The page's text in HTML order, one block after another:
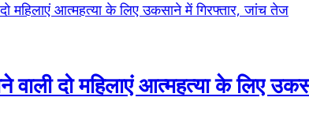
वाली दो महिलाएं आत्महत्या के लिए